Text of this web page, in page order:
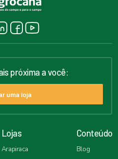
Lojas
Arapiraca
Conteúdo
Blog
próxima a você:
uma loja